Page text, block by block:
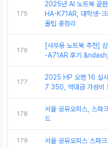
175
2025년 AI 노트북 끝
HA-K71AR, 대학생-크
꿀팁 총정리
176
[사무용 노트북 추천]
-A71AR 후기 &ndash;
177
2025 HP 오멘 16 실
7 350, 역대급 가성비
178
서울 공유오피스, 스파
드
179 서울 공유오피스 스파